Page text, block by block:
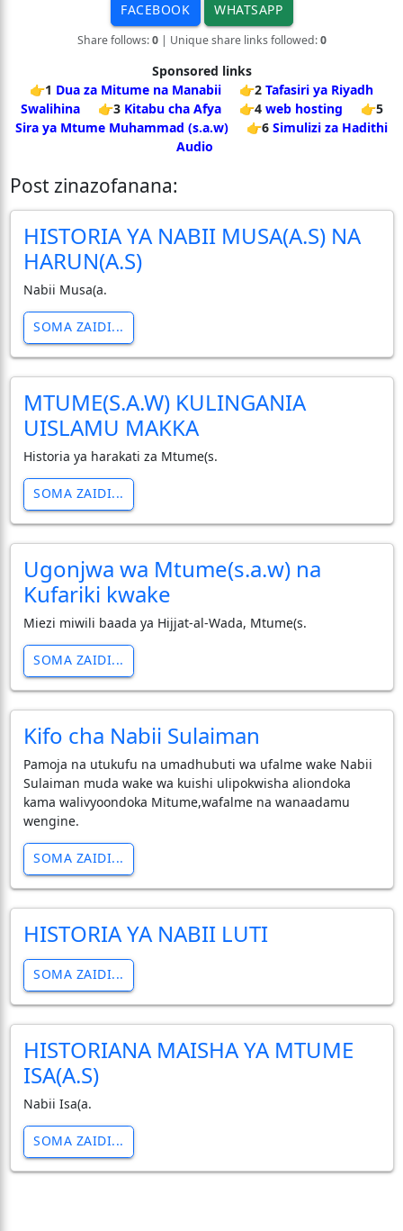
FACEBOOK WHATSAPP
Share follows:0| Unique share links followed:0
Sponsored links
👉1 Dua za Mitume na Manabii 👉2 Tafasiri ya Riyadh
Swalihina
👉3 Kitabu cha Afya 👉4 web hosting
👉5
Sira ya Mtume Muhammad (s.a.w)
👉6 Simulizi za Hadithi
Audio
Post zinazofanana:
HISTORIA YA NABII MUSA(A.S) NA
HARUN(A.S)
Nabii Musa(a.
SOMA ZAIDI...
MTUME(S.A.W) KULINGANIA
UISLAMU MAKKA
Historia ya harakati za Mtume(s.
SOMA ZAIDI...
Ugonjwa wa Mtume(s.a.w) na
Kufariki kwake
Miezi miwili baada ya Hijjat-al-Wada, Mtume(s.
SOMA ZAIDI...
Kifo cha Nabii Sulaiman
Pamoja na utukufu na umadhubuti wa ufalme wake Nabii
Sulaiman muda wake wa kuishi ulipokwisha aliondoka
kama walivyoondoka Mitume,wafalme na wanaadamu
wengine.
SOMA ZAIDI...
HISTORIA YA NABII LUTI
SOMA ZAIDI...
HISTORIANA MAISHA YA MTUME
ISA(A.S)
Nabii Isa(a.
SOMA ZAIDI...